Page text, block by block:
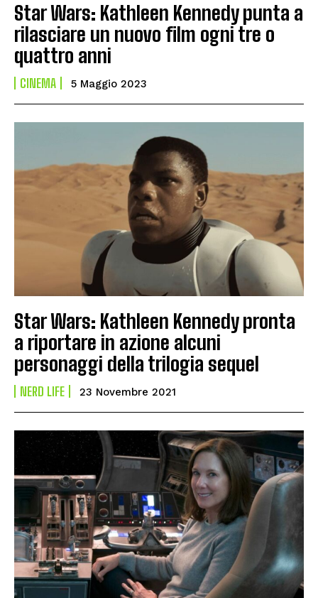
Star Wars: Kathleen Kennedy punta a
rilasciare un nuovo film ogni tre o
quattro anni
CINEMA 5 Maggio 2023
Star Wars: Kathleen Kennedy pronta
a riportare in azione alcuni
personaggi della trilogia sequel
NERD LIFE 23 Novembre 2021